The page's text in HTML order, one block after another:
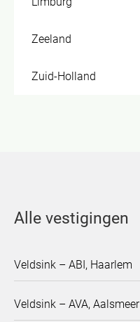
Zeeland
Zuid-Holland
Alle vestigingen
Veldsink – ABI, Haarlem
Veldsink – AVA, Aalsmeer